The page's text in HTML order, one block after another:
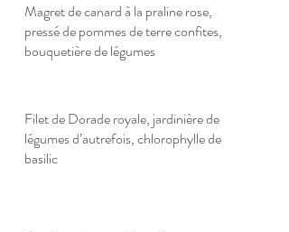
Magret de canard à la praline rose,
pressé de pommes de terre confites,
bouquetière de légumes
Filet de Dorade royale, jardinière de
légumes d’autrefois, chlorophylle de
basilic